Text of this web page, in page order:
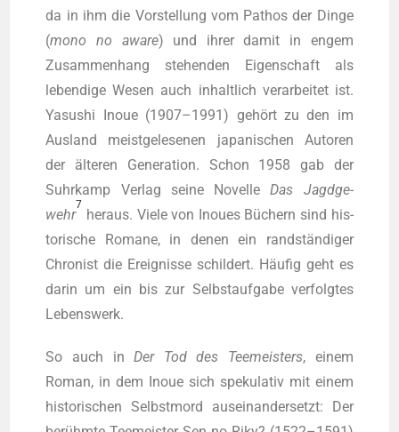
da in ihm die Vor­stel­lung vom Pathos der Din­ge
(mono no awa­re) und ihrer damit in engem
Zusam­men­hang ste­hen­den Eigen­schaft als
leben­di­ge Wesen auch inhalt­lich ver­ar­bei­tet ist.
Yasu­shi Inoue (1907–1991) gehört zu den im
Aus­land meist­ge­le­se­nen japa­ni­schen Autoren
der älte­ren Gene­ra­ti­on. Schon 1958 gab der
Suhr­kamp Ver­lag sei­ne Novel­leDas Jagd­ge­
wehr
7
her­aus. Vie­le von Inoues Büchern sind his­
to­ri­sche Roma­ne, in denen ein rand­stän­di­ger
Chro­nist die Ereig­nis­se schil­dert. Häu­fig geht es
dar­in um ein bis zur Selbst­auf­ga­be ver­folg­tes
Lebenswerk.
So auch inDer Tod des Tee­meis­ters, einem
Roman, in dem Inoue sich spe­ku­la­tiv mit einem
his­to­ri­schen Selbst­mord aus­ein­an­der­setzt: Der